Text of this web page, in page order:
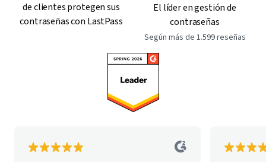
de clientes protegen sus
contraseñas con LastPass
El líder en gestión de
contraseñas
Según más de 1.599 reseñas